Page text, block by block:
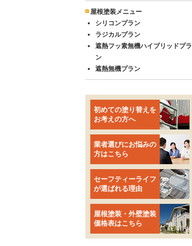
屋根塗装メニュー
シリコンプラン
ラジカルプラン
遮熱フッ素無機ハイブリッドプラ
ン
遮熱無機プラン
初めての塗り替えを
お考えの方へ
業者選びにお悩みの
方はこちら
セーフティーライフ
が選ばれる理由
屋根塗装・外壁塗装
価格表はこちら